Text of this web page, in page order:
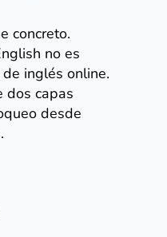
concreto.
no es
inglés online.
dos capas
desde